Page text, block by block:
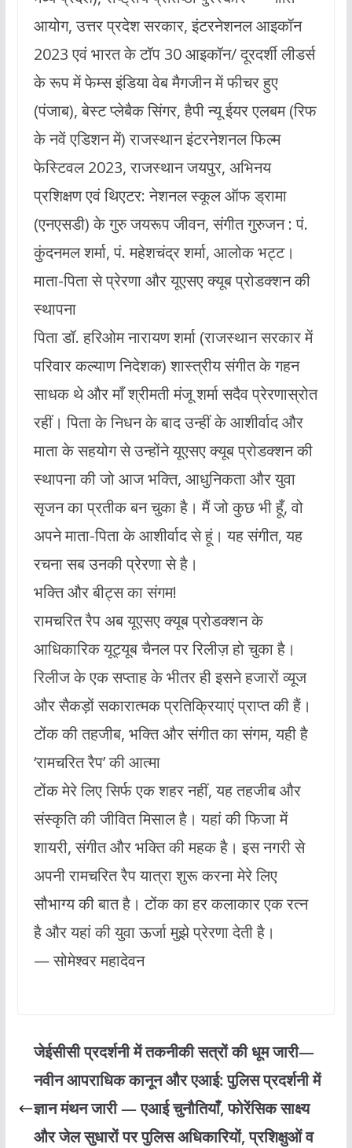
आयोग, उत्तर प्रदेश सरकार, इंटरनेशनल आइकॉन
2023 एवं भारत के टॉप 30 आइकॉन/ दूरदर्शी लीडर्स
के रूप में फेम्स इंडिया वेब मैगजीन में फीचर हुए
(पंजाब), बेस्ट प्लेबैक सिंगर, हैपी न्यू ईयर एलबम (रिफ
के नवें एडिशन में) राजस्थान इंटरनेशनल फिल्म
फेस्टिवल 2023, राजस्थान जयपुर, अभिनय
प्रशिक्षण एवं थिएटर: नेशनल स्कूल ऑफ ड्रामा
(एनएसडी) के गुरु जयरूप जीवन, संगीत गुरुजन : पं.
कुंदनमल शर्मा, पं. महेशचंद्र शर्मा, आलोक भट्ट।
माता-पिता से प्रेरणा और यूएसए क्यूब प्रोडक्शन की
स्थापना
पिता डॉ. हरिओम नारायण शर्मा (राजस्थान सरकार में
परिवार कल्याण निदेशक) शास्त्रीय संगीत के गहन
साधक थे और माँ श्रीमती मंजू शर्मा सदैव प्रेरणास्रोत
रहीं। पिता के निधन के बाद उन्हीं के आशीर्वाद और
माता के सहयोग से उन्होंने यूएसए क्यूब प्रोडक्शन की
स्थापना की जो आज भक्ति, आधुनिकता और युवा
सृजन का प्रतीक बन चुका है। मैं जो कुछ भी हूँ, वो
अपने माता-पिता के आशीर्वाद से हूं। यह संगीत, यह
रचना सब उनकी प्रेरणा से है।
भक्ति और बीट्स का संगम!
रामचरित रैप अब यूएसए क्यूब प्रोडक्शन के
आधिकारिक यूट्यूब चैनल पर रिलीज़ हो चुका है।
रिलीज के एक सप्ताह के भीतर ही इसने हजारों व्यूज
और सैकड़ों सकारात्मक प्रतिक्रियाएं प्राप्त की हैं।
टोंक की तहजीब, भक्ति और संगीत का संगम, यही है
‘रामचरित रैप’ की आत्मा
टोंक मेरे लिए सिर्फ एक शहर नहीं, यह तहजीब और
संस्कृति की जीवित मिसाल है। यहां की फिजा में
शायरी, संगीत और भक्ति की महक है। इस नगरी से
अपनी रामचरित रैप यात्रा शुरू करना मेरे लिए
सौभाग्य की बात है। टोंक का हर कलाकार एक रत्न
है और यहां की युवा ऊर्जा मुझे प्रेरणा देती है।
— सोमेश्वर महादेवन
जेईसीसी प्रदर्शनी में तकनीकी सत्रों की धूम जारी—
नवीन आपराधिक कानून और एआई: पुलिस प्रदर्शनी में
ज्ञान मंथन जारी — एआई चुनौतियाँ, फोरेंसिक साक्ष्य
और जेल सुधारों पर पुलिस अधिकारियों, प्रशिक्षुओं व